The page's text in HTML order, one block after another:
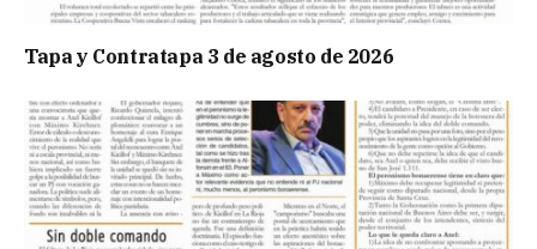
Tapa y Contratapa 3 de agosto de 2026